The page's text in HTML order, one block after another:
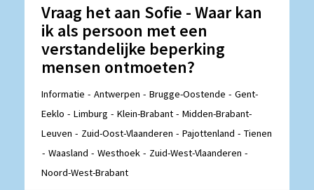
Vraag het aan Sofie - Waar kan
ik als persoon met een
verstandelijke beperking
mensen ontmoeten?
Informatie Antwerpen Brugge-Oostende
Gent-
Eeklo
Limburg Klein-Brabant
Midden-Brabant-
Leuven
Zuid-Oost-Vlaanderen Pajottenland
Tienen
Waasland
Westhoek
Zuid-West-Vlaanderen
Noord-West-Brabant